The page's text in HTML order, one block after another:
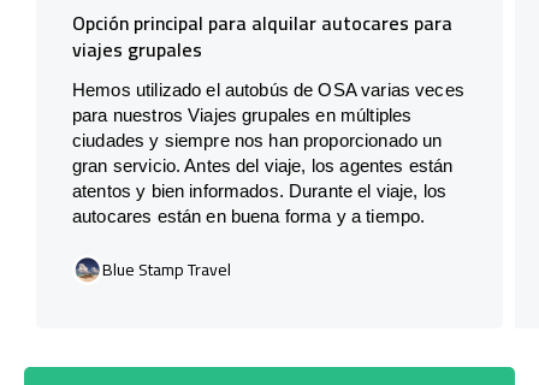
Opción principal para alquilar autocares para
viajes grupales
Hemos utilizado el autobús de OSA varias veces
para nuestros Viajes grupales en múltiples
ciudades y siempre nos han proporcionado un
gran servicio. Antes del viaje, los agentes están
atentos y bien informados. Durante el viaje, los
autocares están en buena forma y a tiempo.
Blue Stamp Travel